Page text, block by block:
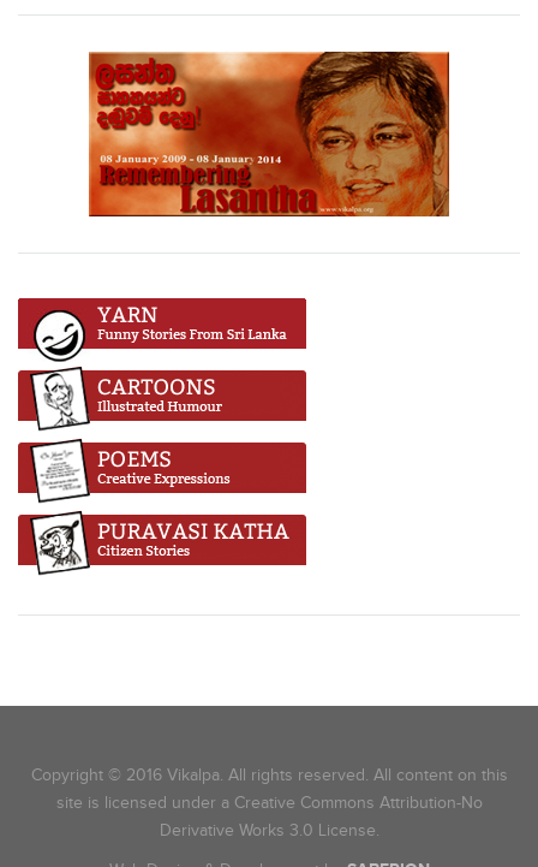
Copyright © 2016 Vikalpa. All rights reserved. All content on this
site is licensed under a Creative Commons Attribution-No
Derivative Works 3.0 License.